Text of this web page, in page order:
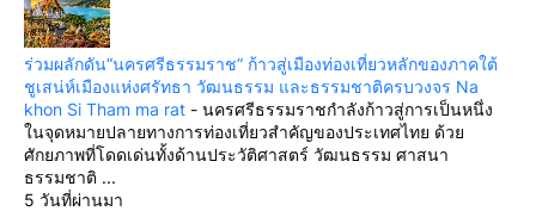
ร่วมผลักดัน“นครศรีธรรมราช” ก้าวสู่เมืองท่องเที่ยวหลักของภาคใต้
ชูเสน่ห์เมืองแห่งศรัทธา วัฒนธรรม และธรรมชาติครบวงจร Na
khon Si Tham ma rat - นครศรีธรรมราชกำลังก้าวสู่การเป็นหนึ่ง
ในจุดหมายปลายทางการท่องเที่ยวสำคัญของประเทศไทย ด้วย
ศักยภาพที่โดดเด่นทั้งด้านประวัติศาสตร์ วัฒนธรรม ศาสนา
ธรรมชาติ ...
5 วันที่ผ่านมา